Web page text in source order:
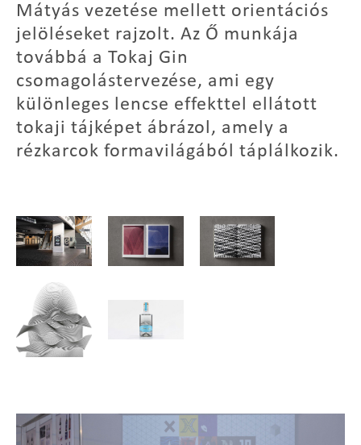
Mátyás vezetése mellett orientációs
jelöléseket rajzolt. Az Ő munkája
továbbá a Tokaj Gin
csomagolástervezése, ami egy
különleges lencse effekttel ellátott
tokaji tájképet ábrázol, amely a
rézkarcok formavilágából táplálkozik.